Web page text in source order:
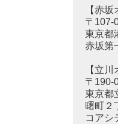
【赤坂
〒107-
東京都
赤坂第
【立川
〒190-
東京都
曙町２
コアシ